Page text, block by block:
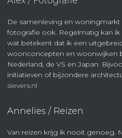
De samenleving en woningmarkt
fotografie ook. Regelmatig kan
wat betekent dat ik een
woonconcepten en woonwijken
Nederland, de VS en Japan.
initiatieven of bijzondere
sievers.nl
Annelies / Reizen
Van reizen krijg ik nooit genoeg.